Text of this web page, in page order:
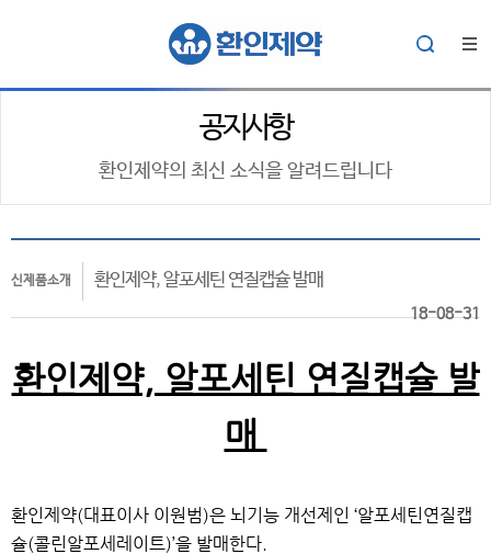
공지사항
환인제약의 최신 소식을 알려드립니다
신제품소개 환인제약, 알포세틴 연질캡슐 발매
18-08-31
환인제약, 알포세틴 연질캡슐 발
매​
환인제약(대표이사 이원범)은 뇌기능 개선제인 ‘알포세틴연질캡
슐(콜린알포세레이트)’을 발매한다.